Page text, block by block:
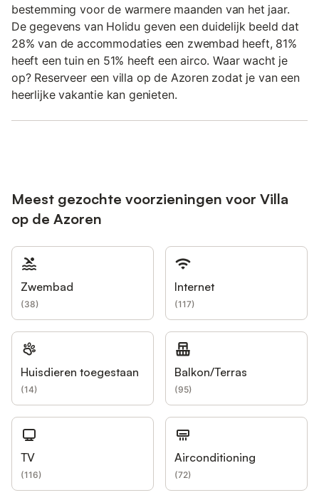
bestemming voor de warmere maanden van het jaar.
De gegevens van Holidu geven een duidelijk beeld dat
28% van de accommodaties een zwembad heeft, 81%
heeft een tuin en 51% heeft een airco. Waar wacht je
op? Reserveer een villa op de Azoren zodat je van een
heerlijke vakantie kan genieten.
Meest gezochte voorzieningen voor Villa
op de Azoren
Zwembad
(38)
Internet
(117)
Huisdieren toegestaan
(14)
Balkon/Terras
(95)
TV
(116)
Airconditioning
(72)